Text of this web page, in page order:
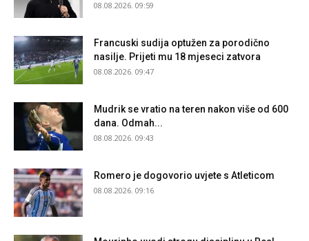
08.08.2026. 09:59
Francuski sudija optužen za porodično
nasilje. Prijeti mu 18 mjeseci zatvora
08.08.2026. 09:47
Mudrik se vratio na teren nakon više od 600
dana. Odmah...
08.08.2026. 09:43
Romero je dogovorio uvjete s Atleticom
08.08.2026. 09:16